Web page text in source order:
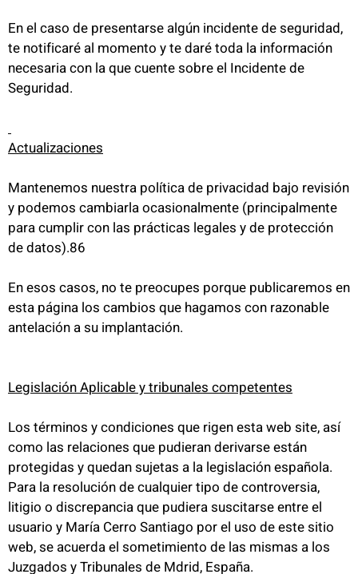
En el caso de presentarse algún incidente de seguridad,
te notificaré al momento y te daré toda la información
necesaria con la que cuente sobre el Incidente de
Seguridad.
Actualizaciones
Mantenemos nuestra política de privacidad bajo revisión
y podemos cambiarla ocasionalmente (principalmente
para cumplir con las prácticas legales y de protección
de datos).86
En esos casos, no te preocupes porque publicaremos en
esta página los cambios que hagamos con razonable
antelación a su implantación.
Legislación Aplicable y tribunales competentes
Los términos y condiciones que rigen esta web site, así
como las relaciones que pudieran derivarse están
protegidas y quedan sujetas a la legislación española.
Para la resolución de cualquier tipo de controversia,
litigio o discrepancia que pudiera suscitarse entre el
usuario y María Cerro Santiago por el uso de este sitio
web, se acuerda el sometimiento de las mismas a los
Juzgados y Tribunales de Mdrid, España.